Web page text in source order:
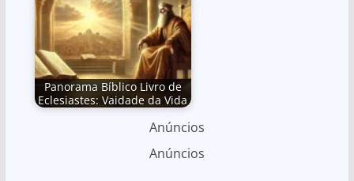
Panorama Bíblico Livro de
Eclesiastes: Vaidade da Vida
Anúncios
Anúncios